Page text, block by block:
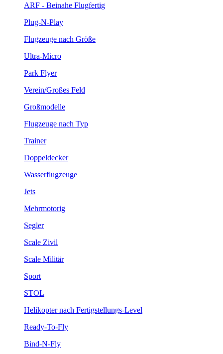
ARF - Beinahe Flugfertig
Plug-N-Play
Flugzeuge nach Größe
Ultra-Micro
Park Flyer
Verein/Großes Feld
Großmodelle
Flugzeuge nach Typ
Trainer
Doppeldecker
Wasserflugzeuge
Jets
Mehrmotorig
Segler
Scale Zivil
Scale Militär
Sport
STOL
Helikopter nach Fertigstellungs-Level
Ready-To-Fly
Bind-N-Fly